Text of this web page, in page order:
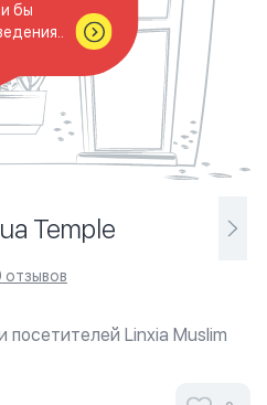
бы
Temple
отзывов
Linxia Muslim
фотографиях и узнайте о
путешествие начинается